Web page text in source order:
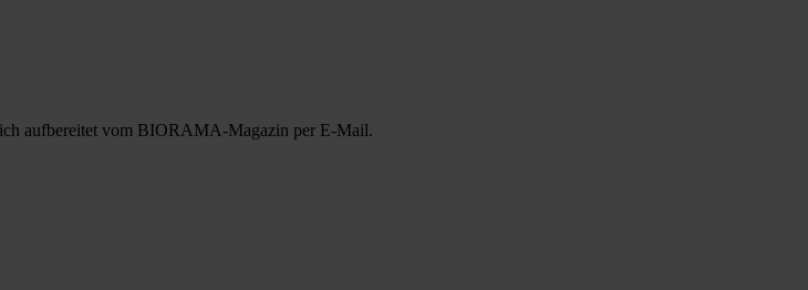
aufbereitet vom BIORAMA-Magazin per E-Mail.